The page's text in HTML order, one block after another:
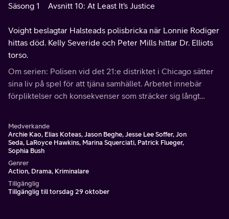
Säsong 1 Avsnitt 10: At Least It's Justice
Voight beslagtar Halsteads polisbricka när Lonnie Rodiger
hittas död. Kelly Severide och Peter Mills hittar Dr. Elliots
torso.
Om serien: Polisen vid det 21:e distriktet i Chicago sätter
sina liv på spel för att tjäna samhället. Arbetet innebär
förpliktelser och konsekvenser som sträcker sig långt
Medverkande
Archie Kao, Elias Koteas, Jason Beghe, Jesse Lee Soffer, Jon
Seda, LaRoyce Hawkins, Marina Squerciati, Patrick Flueger,
Sophia Bush
Genrer
Action, Drama, Kriminalare
Tillgänglig
Tillgänglig till torsdag 29 oktober